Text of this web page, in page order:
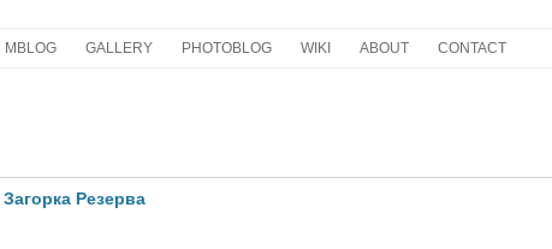
ΜBLOG GALLERY PHOTOBLOG WIKI ABOUT CONTACT
Резерва